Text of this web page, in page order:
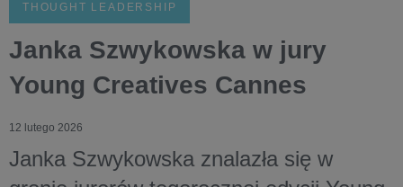
THOUGHT LEADERSHIP
Janka Szwykowska w jury
Young Creatives Cannes
12 lutego 2026
Janka Szwykowska znalazła się w